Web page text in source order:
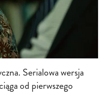
Serialowa wersja
od pierwszego